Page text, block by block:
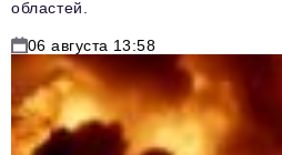
областей.
06 августа 13:58